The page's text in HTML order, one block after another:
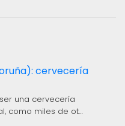
cervecería
una cervecería
como miles de ot…